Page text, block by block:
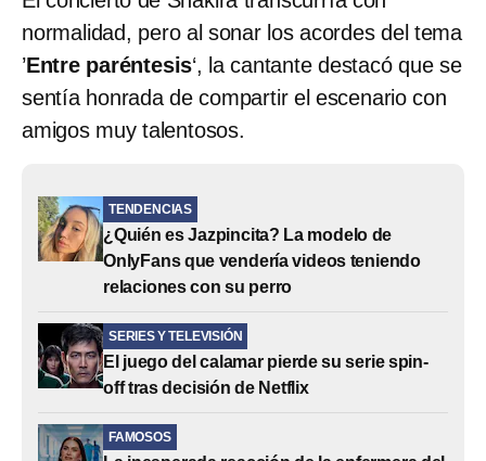
normalidad, pero al sonar los acordes del tema
’Entre paréntesis‘, la cantante destacó que se
sentía honrada de compartir el escenario con
amigos muy talentosos.
TENDENCIAS
¿Quién es Jazpincita? La modelo de
OnlyFans que vendería videos teniendo
relaciones con su perro
SERIES Y TELEVISIÓN
El juego del calamar pierde su serie spin-
off tras decisión de Netflix
FAMOSOS